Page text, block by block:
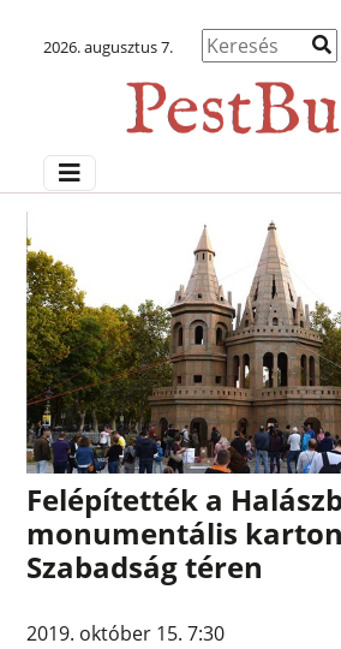
2026. augusztus 7.
Felépítették a
monumentális
Szabadság téren
2019. október 15. 7:30